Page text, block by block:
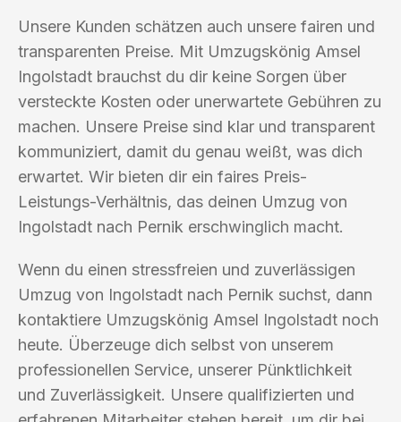
Unsere Kunden schätzen auch unsere fairen und
transparenten Preise. Mit Umzugskönig Amsel
Ingolstadt brauchst du dir keine Sorgen über
versteckte Kosten oder unerwartete Gebühren zu
machen. Unsere Preise sind klar und transparent
kommuniziert, damit du genau weißt, was dich
erwartet. Wir bieten dir ein faires Preis-
Leistungs-Verhältnis, das deinen Umzug von
Ingolstadt nach Pernik erschwinglich macht.
Wenn du einen stressfreien und zuverlässigen
Umzug von Ingolstadt nach Pernik suchst, dann
kontaktiere Umzugskönig Amsel Ingolstadt noch
heute. Überzeuge dich selbst von unserem
professionellen Service, unserer Pünktlichkeit
und Zuverlässigkeit. Unsere qualifizierten und